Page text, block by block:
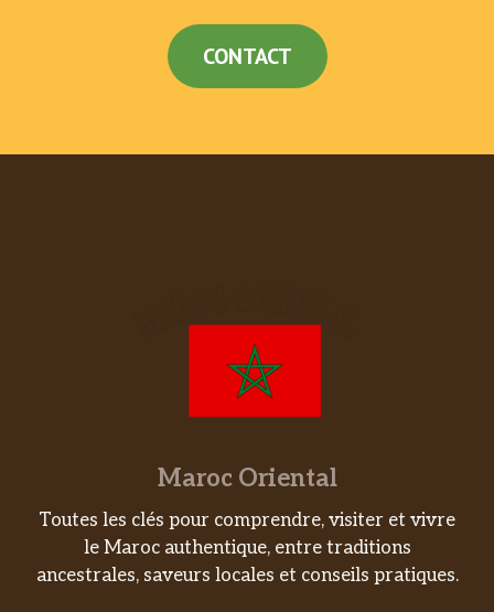
CONTACT
Maroc Oriental
Toutes les clés pour comprendre, visiter et vivre
le Maroc authentique, entre traditions
ancestrales, saveurs locales et conseils pratiques.